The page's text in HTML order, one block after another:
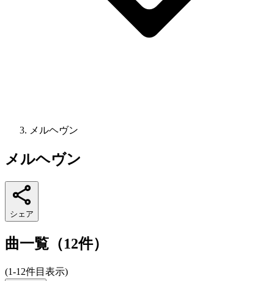
メルヘヴン
メルヘヴン
シェア
曲一覧（12件）
(1-12件目表示)